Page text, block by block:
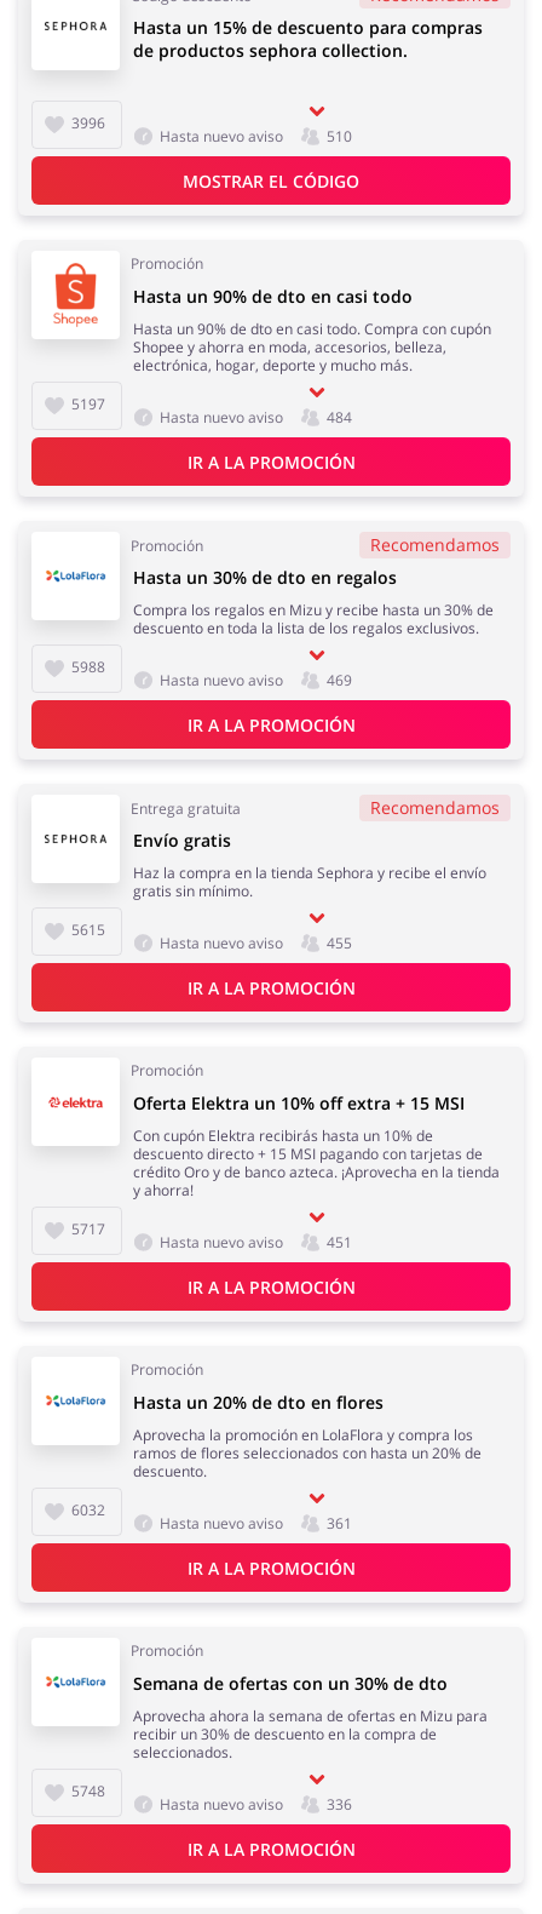
3996
Hasta un 15% de descuento para compras
de productos sephora collection.
Hasta nuevo aviso 510
MOSTRAR EL CÓDIGO
Promoción
5197
Hasta un 90% de dto en casi todo
Hasta un 90% de dto en casi todo. Compra con cupón
Shopee y ahorra en moda, accesorios, belleza,
electrónica, hogar, deporte y mucho más.
Hasta nuevo aviso 484
IR A LA PROMOCIÓN
Promoción Recomendamos
5988
Hasta un 30% de dto en regalos
Compra los regalos en Mizu y recibe hasta un 30% de
descuento en toda la lista de los regalos exclusivos.
Hasta nuevo aviso 469
IR A LA PROMOCIÓN
Entrega gratuita Recomendamos
5615
Envío gratis
Haz la compra en la tienda Sephora y recibe el envío
gratis sin mínimo.
Hasta nuevo aviso 455
IR A LA PROMOCIÓN
Promoción
5717
Oferta Elektra un 10% off extra + 15 MSI
Con cupón Elektra recibirás hasta un 10% de
descuento directo + 15 MSI pagando con tarjetas de
crédito Oro y de banco azteca. ¡Aprovecha en la tienda
y ahorra!
Hasta nuevo aviso 451
IR A LA PROMOCIÓN
Promoción
6032
Hasta un 20% de dto en flores
Aprovecha la promoción en LolaFlora y compra los
ramos de flores seleccionados con hasta un 20% de
descuento.
Hasta nuevo aviso 361
IR A LA PROMOCIÓN
Promoción
5748
Semana de ofertas con un 30% de dto
Aprovecha ahora la semana de ofertas en Mizu para
recibir un 30% de descuento en la compra de
seleccionados.
Hasta nuevo aviso 336
IR A LA PROMOCIÓN